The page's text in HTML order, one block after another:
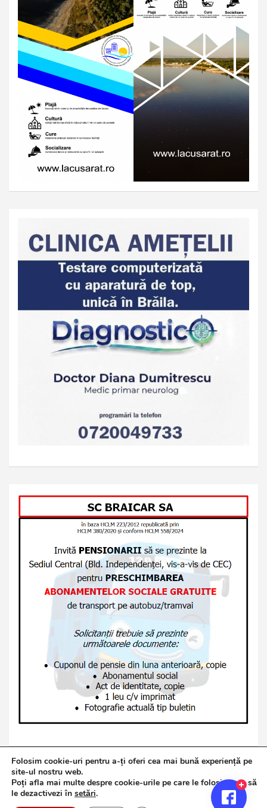
Copyright © 2026Jurnalul de Brăila
Politică de confidențialitate
Theme Horse
Folosim cookie-uri pentru a-ți oferi cea mai bună experiență pe
site-ul nostru web.
Poți afla mai multe despre cookie-urile pe care le folosim sau să
le dezactivezi în setări.